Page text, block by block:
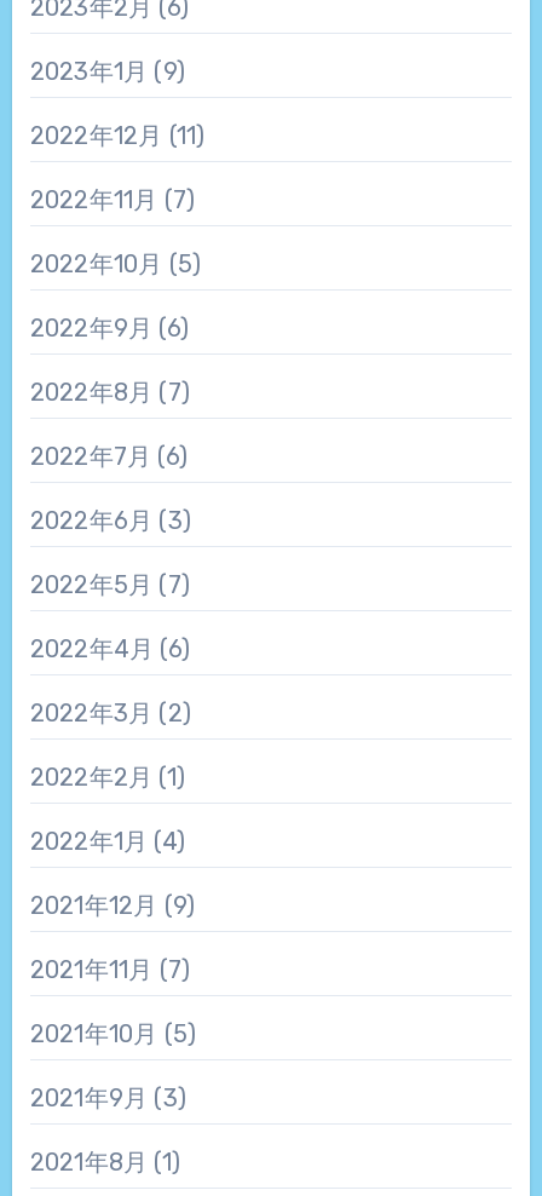
2023年2月 (6)
2023年1月 (9)
2022年12月 (11)
2022年11月 (7)
2022年10月 (5)
2022年9月 (6)
2022年8月 (7)
2022年7月 (6)
2022年6月 (3)
2022年5月 (7)
2022年4月 (6)
2022年3月 (2)
2022年2月 (1)
2022年1月 (4)
2021年12月 (9)
2021年11月 (7)
2021年10月 (5)
2021年9月 (3)
2021年8月 (1)